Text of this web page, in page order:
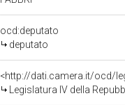
ocd:deputato
deputato
<http://dati.camera.it/ocd/
Legislatura IV della